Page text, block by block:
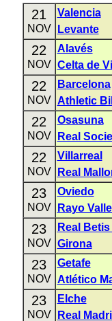
21
NOV
Valencia
Levante
22
NOV
Alavés
Celta de
22
NOV
Barcelona
Athletic
22
NOV
Osasuna
Real
22
NOV
Villarreal
Real
23
NOV
Oviedo
Rayo
23
NOV
Real
Girona
23
NOV
Getafe
Atlético
23
NOV
Elche
Real